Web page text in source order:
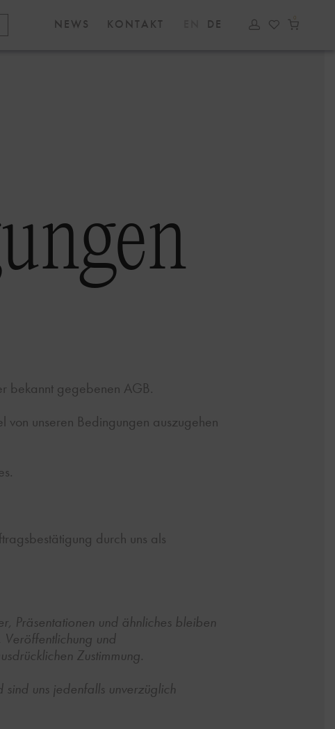
NEWS KONTAKT DE 0
bekannt gegebenen AGB.
unseren Bedingungen auszugehen
durch uns als
Präsentationen und ähnliches bleiben
und
Zustimmung.
uns jedenfalls unverzüglich